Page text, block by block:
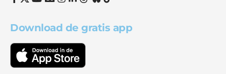
Download de gratis app